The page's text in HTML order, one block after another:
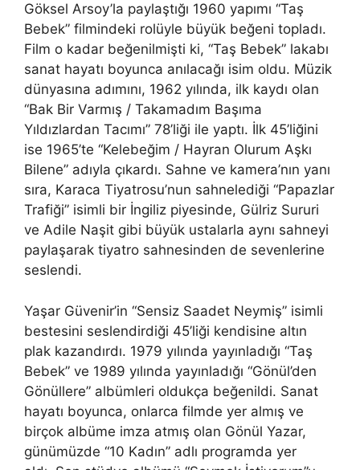
Göksel Arsoy’la paylaştığı 1960 yapımı “Taş
Bebek” filmindeki rolüyle büyük beğeni topladı.
Film o kadar beğenilmişti ki, “Taş Bebek” lakabı
sanat hayatı boyunca anılacağı isim oldu. Müzik
dünyasına adımını, 1962 yılında, ilk kaydı olan
“Bak Bir Varmış / Takamadım Başıma
Yıldızlardan Tacımı” 78’liği ile yaptı. İlk 45’liğini
ise 1965’te “Kelebeğim / Hayran Olurum Aşkı
Bilene” adıyla çıkardı. Sahne ve kamera’nın yanı
sıra, Karaca Tiyatrosu’nun sahnelediği “Papazlar
Trafiği” isimli bir İngiliz piyesinde, Gülriz Sururi
ve Adile Naşit gibi büyük ustalarla aynı sahneyi
paylaşarak tiyatro sahnesinden de sevenlerine
seslendi.
Yaşar Güvenir’in “Sensiz Saadet Neymiş” isimli
bestesini seslendirdiği 45’liği kendisine altın
plak kazandırdı. 1979 yılında yayınladığı “Taş
Bebek” ve 1989 yılında yayınladığı “Gönül’den
Gönüllere” albümleri oldukça beğenildi. Sanat
hayatı boyunca, onlarca filmde yer almış ve
birçok albüme imza atmış olan Gönül Yazar,
günümüzde “10 Kadın” adlı programda yer